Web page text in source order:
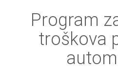
Program
troškova